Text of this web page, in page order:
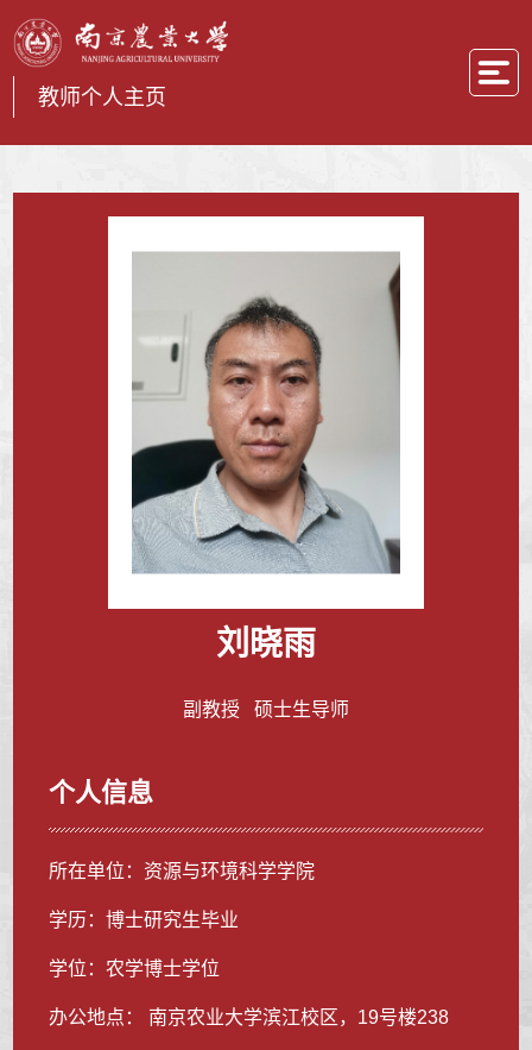
教师个人主页
刘晓雨
副教授 硕士生导师
个人信息
所在单位：资源与环境科学学院
学历：博士研究生毕业
学位：农学博士学位
办公地点： 南京农业大学滨江校区，19号楼238